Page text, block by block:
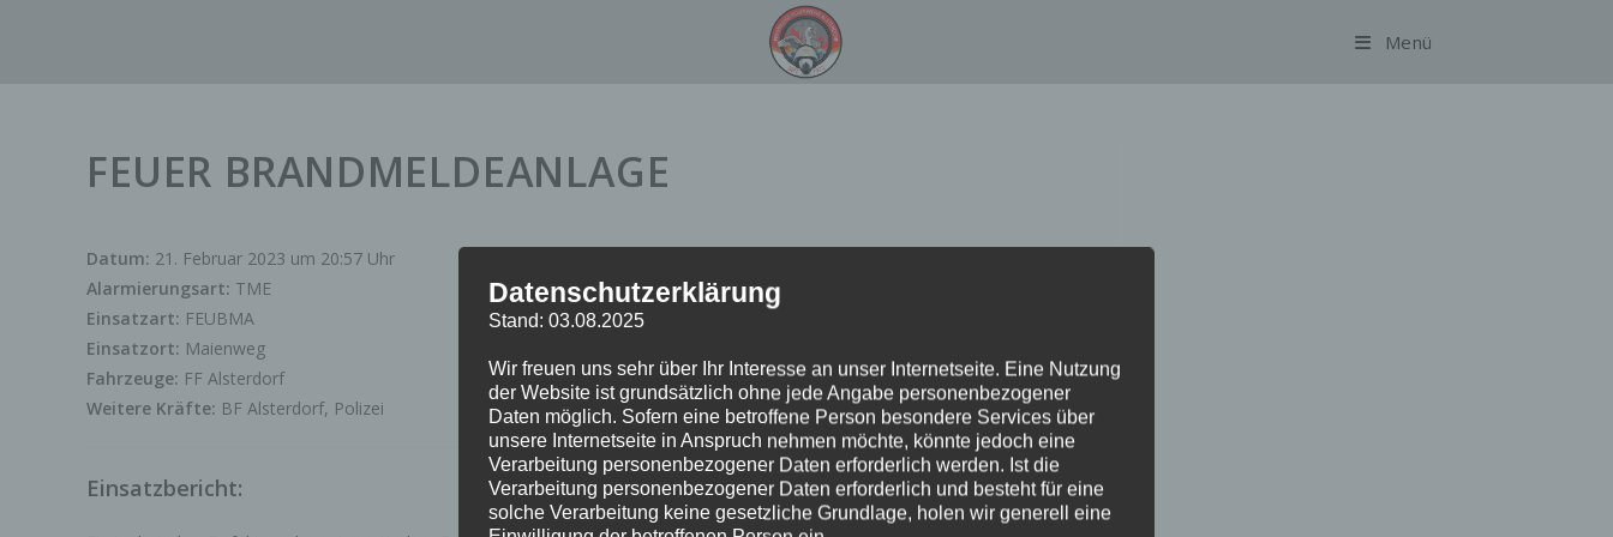
Menü
FEUER BRANDMELDEANLAGE
Datum: 21. Februar 2023 um 20:57 Uhr
Alarmierungsart: TME
Einsatzart: FEUBMA
Einsatzort: Maienweg
Fahrzeuge: FF Alsterdorf
Weitere Kräfte: BF Alsterdorf, Polizei
Einsatzbericht:
Datenschutzerklärung
Stand: 03.08.2025
Wir freuen uns sehr über Ihr Interesse an unser Internetseite. Eine Nutzung
der Website ist grundsätzlich ohne jede Angabe personenbezogener
Daten möglich. Sofern eine betroffene Person besondere Services über
unsere Internetseite in Anspruch nehmen möchte, könnte jedoch eine
Verarbeitung personenbezogener Daten erforderlich werden. Ist die
Verarbeitung personenbezogener Daten erforderlich und besteht für eine
solche Verarbeitung keine gesetzliche Grundlage, holen wir generell eine